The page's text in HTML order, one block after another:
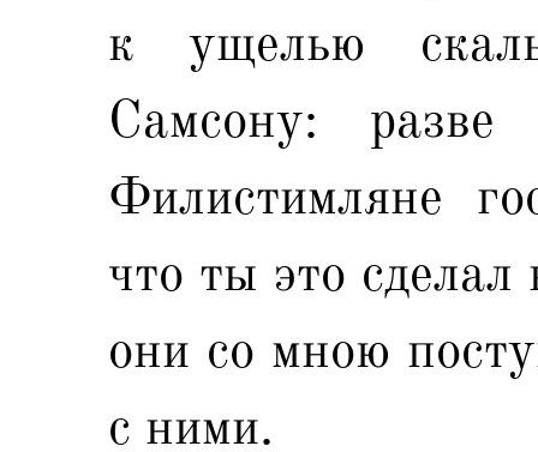
к ущелью
Самсону:
Филистимляне
что ты это
они со мною
с ними.